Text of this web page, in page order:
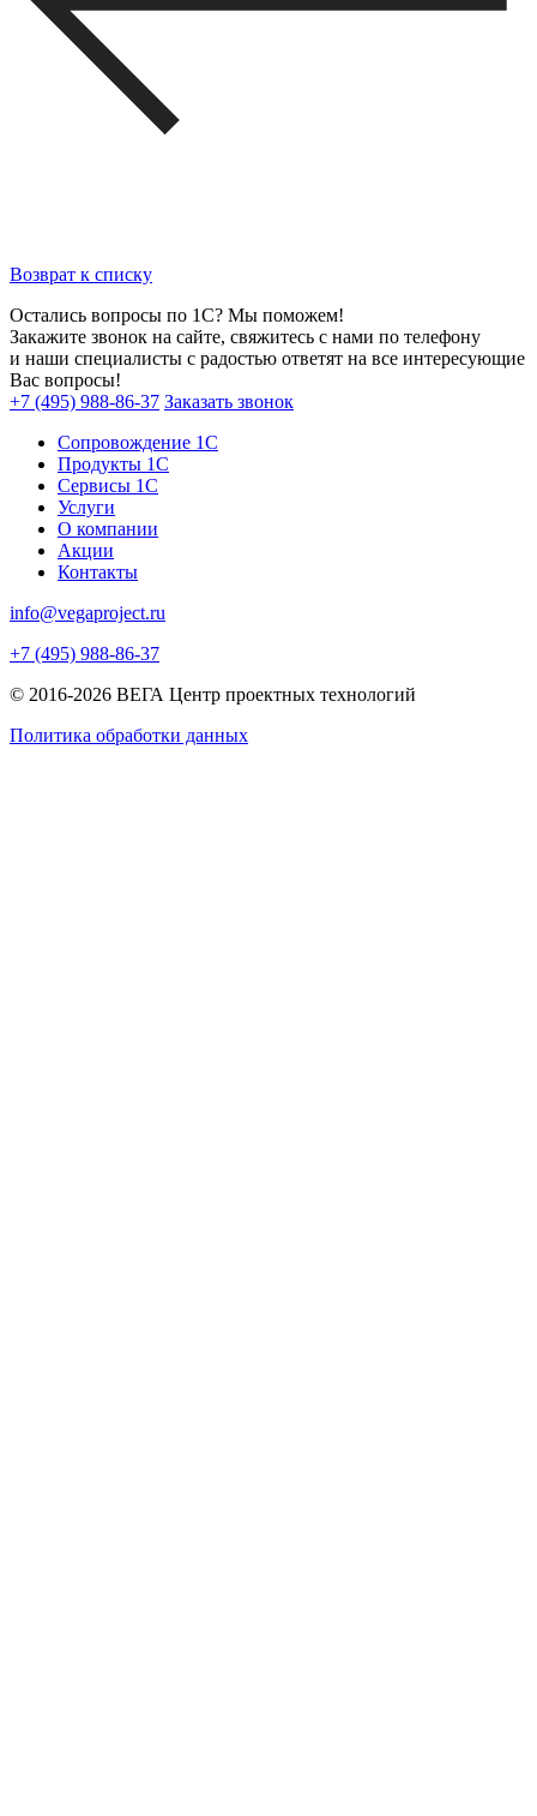
Возврат к списку
Остались вопросы по 1С? Мы поможем!
Закажите звонок на сайте, свяжитесь с нами по телефону
и наши специалисты с радостью ответят на все интересующие
Вас вопросы!
+7 (495) 988-86-37 Заказать звонок
Сопровождение 1С
Продукты 1С
Сервисы 1С
Услуги
О компании
Акции
Контакты
info@vegaproject.ru
+7 (495) 988-86-37
© 2016-2026 ВЕГА Центр проектных технологий
Политика обработки данных